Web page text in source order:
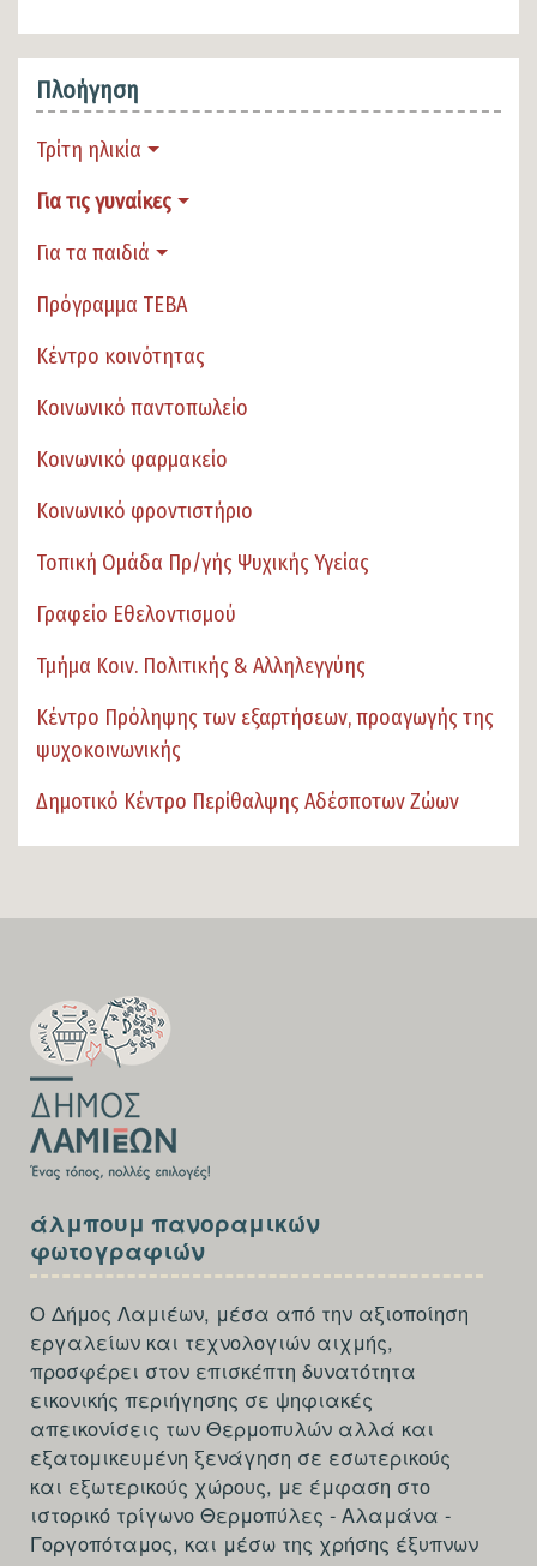
Πλοήγηση
Τρίτη ηλικία
Για τις γυναίκες
Για τα παιδιά
Πρόγραμμα ΤΕΒΑ
Κέντρο κοινότητας
Κοινωνικό παντοπωλείο
Κοινωνικό φαρμακείο
Κοινωνικό φροντιστήριο
Τοπική Ομάδα Πρ/γής Ψυχικής Υγείας
Γραφείο Εθελοντισμού
Τμήμα Κοιν. Πολιτικής & Αλληλεγγύης
Κέντρο Πρόληψης των εξαρτήσεων, προαγωγής της
ψυχοκοινωνικής
Δημοτικό Κέντρο Περίθαλψης Αδέσποτων Ζώων
FOOTER-
FIRST
SECTION
FOOTER-
THIRD
άλμπουμ πανοραμικών
φωτογραφιών
Ο Δήμος Λαμιέων, μέσα από την αξιοποίηση
εργαλείων και τεχνολογιών αιχμής,
προσφέρει στον επισκέπτη δυνατότητα
εικονικής περιήγησης σε ψηφιακές
απεικονίσεις των Θερμοπυλών αλλά και
εξατομικευμένη ξενάγηση σε εσωτερικούς
και εξωτερικούς χώρους, με έμφαση στο
ιστορικό τρίγωνο Θερμοπύλες - Αλαμάνα -
Γοργοπόταμος, και μέσω της χρήσης έξυπνων